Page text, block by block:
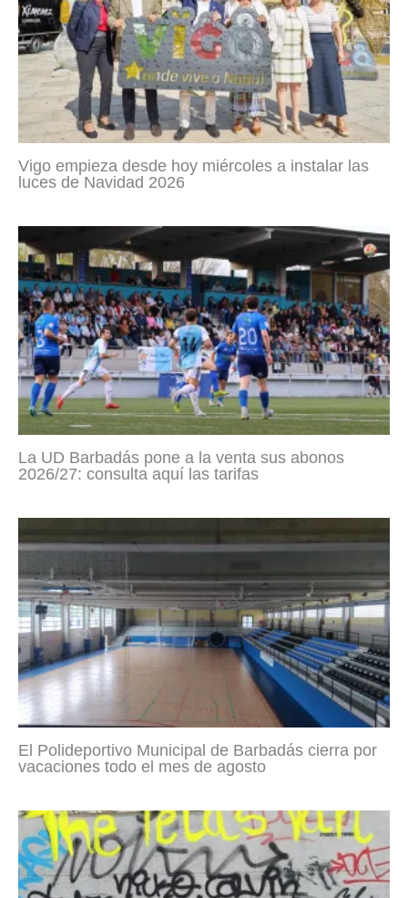
Vigo empieza desde hoy miércoles a instalar las
luces de Navidad 2026
La UD Barbadás pone a la venta sus abonos
2026/27: consulta aquí las tarifas
El Polideportivo Municipal de Barbadás cierra por
vacaciones todo el mes de agosto